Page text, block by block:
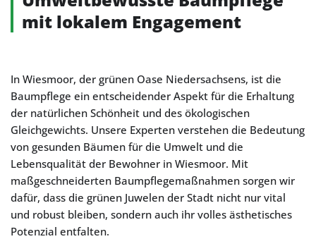
mit lokalem Engagement
In Wiesmoor, der grünen Oase Niedersachsens, ist die
Baumpflege ein entscheidender Aspekt für die Erhaltung
der natürlichen Schönheit und des ökologischen
Gleichgewichts. Unsere Experten verstehen die Bedeutung
von gesunden Bäumen für die Umwelt und die
Lebensqualität der Bewohner in Wiesmoor. Mit
maßgeschneiderten Baumpflegemaßnahmen sorgen wir
dafür, dass die grünen Juwelen der Stadt nicht nur vital
und robust bleiben, sondern auch ihr volles ästhetisches
Potenzial entfalten.